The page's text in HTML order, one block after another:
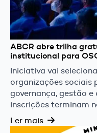
ABCR abre trilha
institucional para
Iniciativa vai
organizações sociais
governança, gestão
inscrições terminam
Ler mais